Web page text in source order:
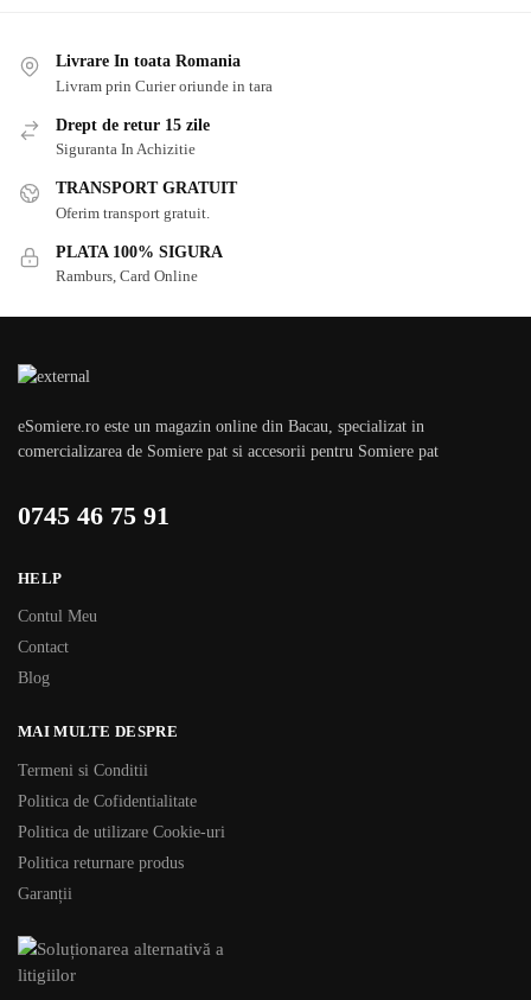
Livrare In toata Romania
Livram prin Curier oriunde in tara
Drept de retur 15 zile
Siguranta In Achizitie
TRANSPORT GRATUIT
Oferim transport gratuit.
PLATA 100% SIGURA
Ramburs, Card Online
eSomiere.ro este un magazin online din Bacau, specializat in
comercializarea de Somiere pat si accesorii pentru Somiere pat
0745 46 75 91
HELP
Contul Meu
Contact
Blog
MAI MULTE DESPRE
Termeni si Conditii
Politica de Cofidentialitate
Politica de utilizare Cookie-uri
Politica returnare produs
Garanții